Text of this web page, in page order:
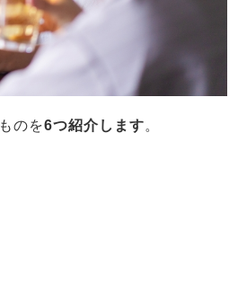
のを6つ紹介します。